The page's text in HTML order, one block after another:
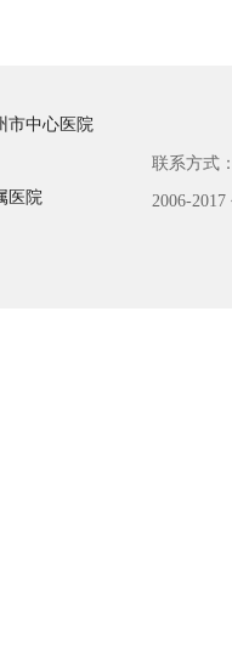
市中心医院
医院
联系方式
2006-